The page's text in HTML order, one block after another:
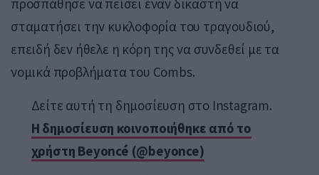
προσπάθησε να πείσει έναν δικαστή να
σταματήσει την κυκλοφορία του τραγουδιού,
επειδή δεν ήθελε η κόρη της να συνδεθεί με τα
νομικά προβλήματα του Combs.
Δείτε αυτή τη δημοσίευση στο Instagram.
Η δημοσίευση κοινοποιήθηκε από το
χρήστη Beyoncé (@beyonce)